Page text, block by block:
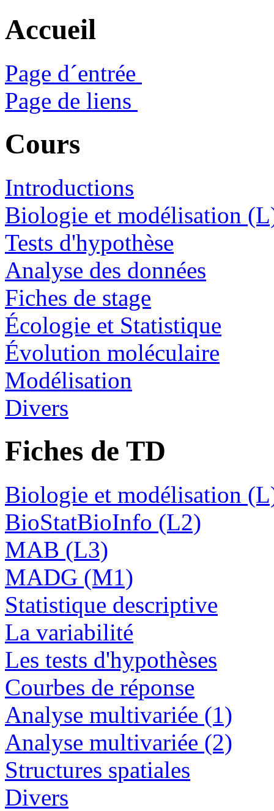
Accueil
Page d´entrée
Page de liens
Cours
Introductions
Biologie et modélisation
Tests d'hypothèse
Analyse des données
Fiches de stage
Écologie et Statistique
Évolution moléculaire
Modélisation
Divers
Fiches de TD
Biologie et modélisation
BioStatBioInfo (L2)
MAB (L3)
MADG (M1)
Statistique descriptive
La variabilité
Les tests d'hypothèses
Courbes de réponse
Analyse multivariée (1)
Analyse multivariée (2)
Structures spatiales
Divers